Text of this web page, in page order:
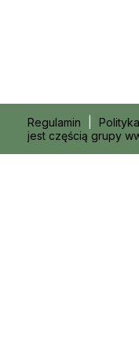
Regulamin
jest częścią grupy